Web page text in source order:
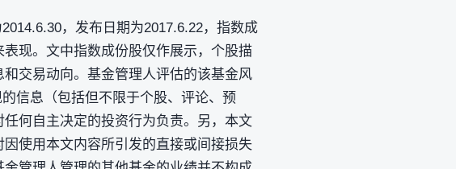
，发布日期为2017.6.22，指数成
现。文中指数成份股仅作展示，个股描
交易动向。基金管理人评估的该基金风
信息（包括但不限于个股、评论、预
何自主决定的投资行为负责。另，本文
使用本文内容所引发的直接或间接损失